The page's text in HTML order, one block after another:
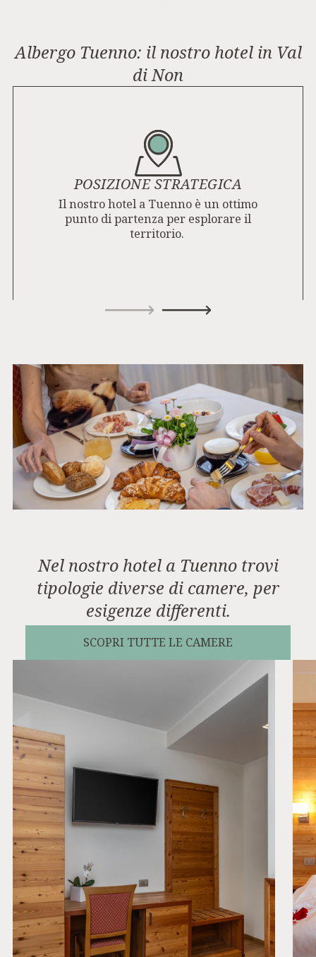
Albergo Tuenno: il nostro hotel in Val
di Non
POSIZIONE STRATEGICA
Il nostro hotel a Tuenno è un ottimo
punto di partenza per esplorare il
territorio.
Nel nostro hotel a Tuenno trovi
tipologie diverse di camere, per
esigenze differenti.
SCOPRI TUTTE LE CAMERE